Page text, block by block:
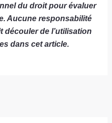
du droit pour évaluer
Aucune responsabilité
découler de l’utilisation
dans cet article.